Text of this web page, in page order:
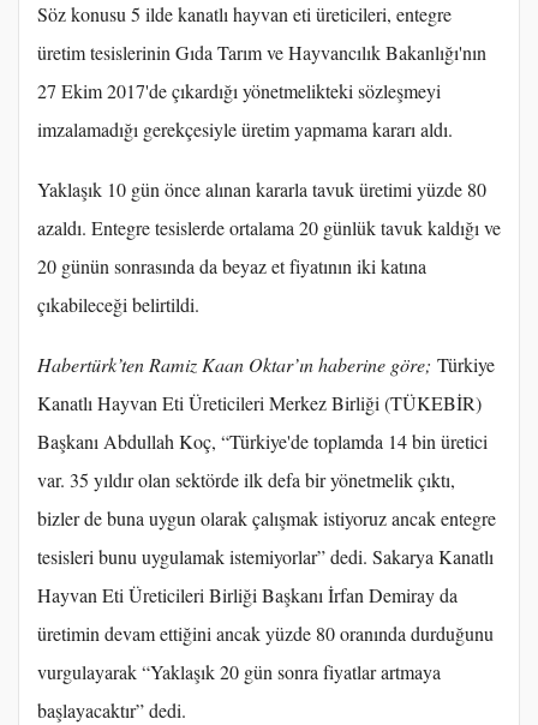
Söz konusu 5 ilde kanatlı hayvan eti üreticileri, entegre
üretim tesislerinin Gıda Tarım ve Hayvancılık Bakanlığı'nın
27 Ekim 2017'de çıkardığı yönetmelikteki sözleşmeyi
imzalamadığı gerekçesiyle üretim yapmama kararı aldı.
Yaklaşık 10 gün önce alınan kararla tavuk üretimi yüzde 80
azaldı. Entegre tesislerde ortalama 20 günlük tavuk kaldığı ve
20 günün sonrasında da beyaz et fiyatının iki katına
çıkabileceği belirtildi.
Habertürk’ten Ramiz Kaan Oktar’ın haberine göre; Türkiye
Kanatlı Hayvan Eti Üreticileri Merkez Birliği (TÜKEBİR)
Başkanı Abdullah Koç, “Türkiye'de toplamda 14 bin üretici
var. 35 yıldır olan sektörde ilk defa bir yönetmelik çıktı,
bizler de buna uygun olarak çalışmak istiyoruz ancak entegre
tesisleri bunu uygulamak istemiyorlar” dedi. Sakarya Kanatlı
Hayvan Eti Üreticileri Birliği Başkanı İrfan Demiray da
üretimin devam ettiğini ancak yüzde 80 oranında durduğunu
vurgulayarak “Yaklaşık 20 gün sonra fiyatlar artmaya
başlayacaktır” dedi.